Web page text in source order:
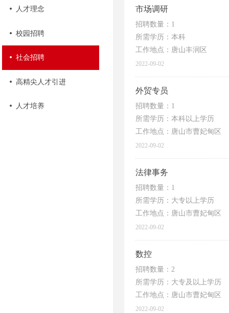
넸 人才理念
넸 校园招聘
넸 社会招聘
넸 高精尖人才引进
넸 人才培养
市场调研
招聘数量：1
所需学历：本科
工作地点：唐山丰润区
2022-09-02
外贸专员
招聘数量：1
所需学历：本科以上学历
工作地点：唐山市曹妃甸区
2022-09-02
法律事务
招聘数量：1
所需学历：大专以上学历
工作地点：唐山市曹妃甸区
2022-09-02
数控
招聘数量：2
所需学历：大专及以上学历
工作地点：唐山市曹妃甸区
2022-09-02